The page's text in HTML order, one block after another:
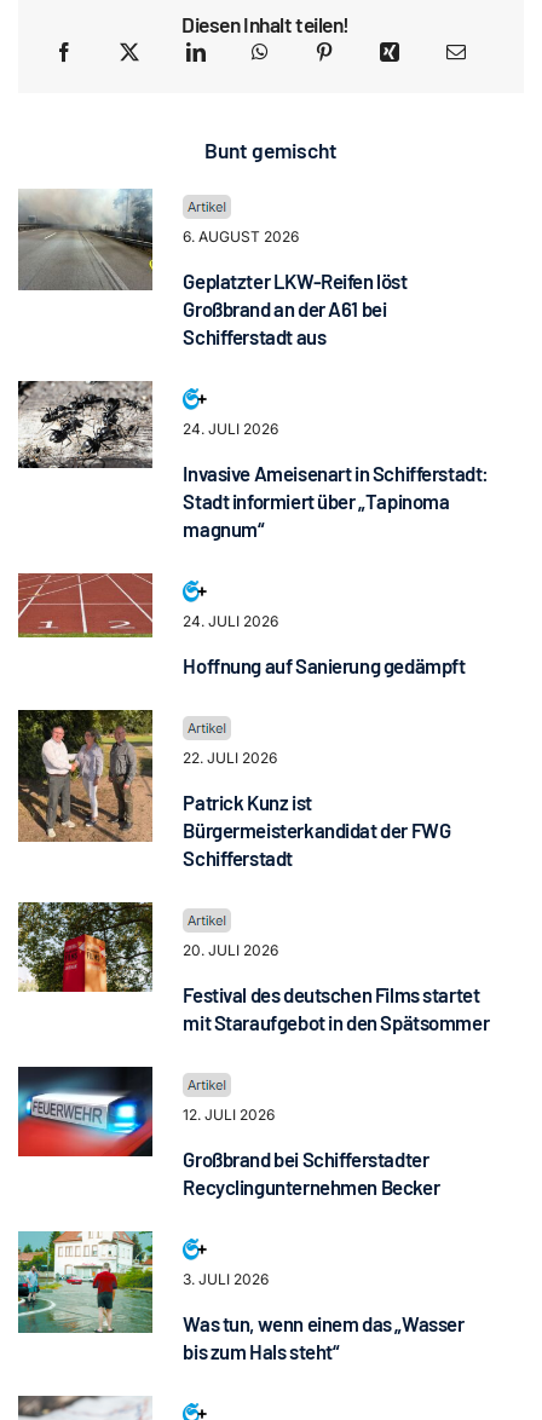
Diesen Inhalt teilen!
Bunt gemischt
6. AUGUST 2026
Geplatzter LKW-Reifen löst
Großbrand an der A61 bei
Schifferstadt aus
24. JULI 2026
Invasive Ameisenart in Schifferstadt:
Stadt informiert über „Tapinoma
magnum“
24. JULI 2026
Hoffnung auf Sanierung gedämpft
22. JULI 2026
Patrick Kunz ist
Bürgermeisterkandidat der FWG
Schifferstadt
20. JULI 2026
Festival des deutschen Films startet
mit Staraufgebot in den Spätsommer
12. JULI 2026
Großbrand bei Schifferstadter
Recyclingunternehmen Becker
3. JULI 2026
Was tun, wenn einem das „Wasser
bis zum Hals steht“